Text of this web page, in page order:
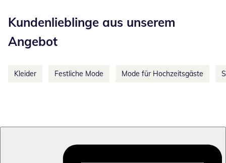
Kundenlieblinge aus unserem
Angebot
Kleider Festliche Mode Mode für Hochzeitsgäste